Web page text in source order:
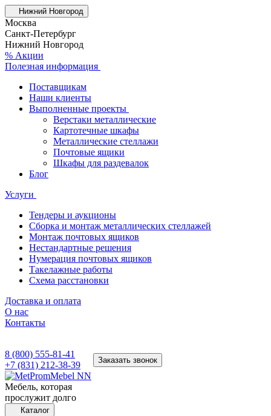
Нижний Новгород
Москва
Санкт-Петербург
Нижний Новгород
% Акции
Полезная информация
Поставщикам
Наши клиенты
Выполненные проекты
Верстаки металлические
Картотечные шкафы
Металлические стеллажи
Почтовые ящики
Шкафы для раздевалок
Блог
Услуги
Тендеры и аукционы
Сборка и монтаж металлических стеллажей
Монтаж почтовых ящиков
Нестандартные решения
Нумерация почтовых ящиков
Такелажные работы
Схема расстановки
Доставка и оплата
О нас
Контакты
8 (800) 555-81-41
+7 (831) 212-38-39
Заказать звонок
Мебель, которая
прослужит долго
Каталог